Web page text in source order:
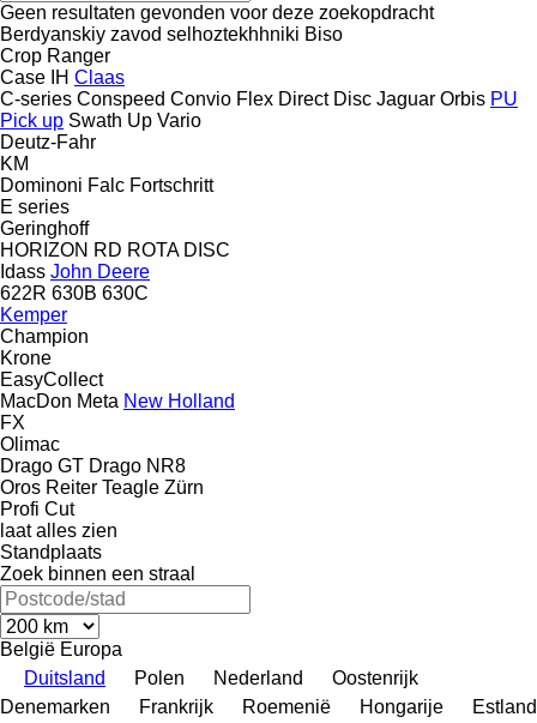
Geen resultaten gevonden voor deze zoekopdracht
Berdyanskiy zavod selhoztekhhniki Biso
Crop Ranger
Case IH Claas
C-series Conspeed Convio Flex Direct Disc Jaguar Orbis PU
Pick up Swath Up Vario
Deutz-Fahr
KM
Dominoni Falc Fortschritt
E series
Geringhoff
HORIZON RD ROTA DISC
Idass John Deere
622R 630B 630C
Kemper
Champion
Krone
EasyCollect
MacDon Meta New Holland
FX
Olimac
Drago GT Drago NR8
Oros Reiter Teagle Zürn
Profi Cut
laat alles zien
Standplaats
Zoek binnen een straal
België Europa
Duitsland
Polen Nederland
Oostenrijk
Denemarken
Frankrijk Roemenië Hongarije
Estland